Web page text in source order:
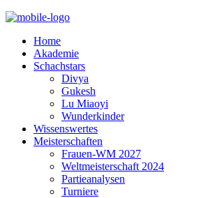
Home
Akademie
Schachstars
Divya
Gukesh
Lu Miaoyi
Wunderkinder
Wissenswertes
Meisterschaften
Frauen-WM 2027
Weltmeisterschaft 2024
Partieanalysen
Turniere